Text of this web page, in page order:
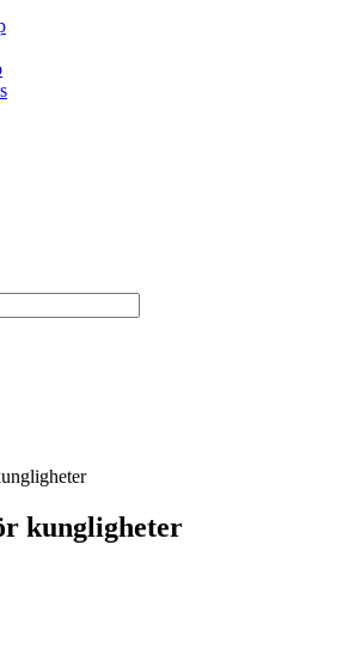
kungligheter